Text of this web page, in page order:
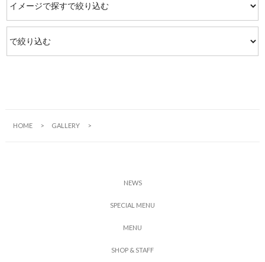
HOME GALLERY
NEWS
SPECIAL MENU
MENU
SHOP & STAFF